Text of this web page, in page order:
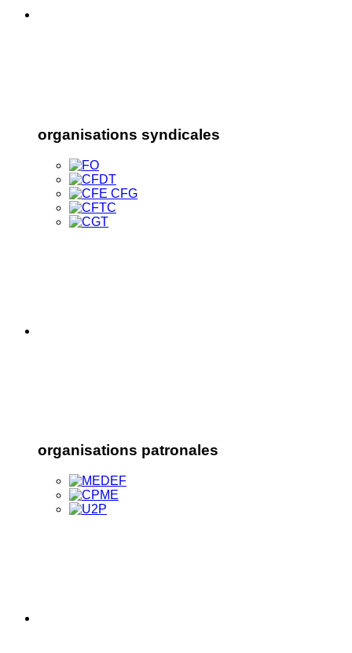
organisations syndicales
organisations patronales